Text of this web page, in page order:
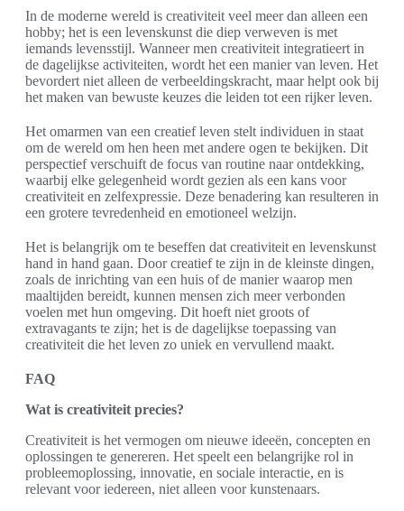
In de moderne wereld is creativiteit veel meer dan alleen een
hobby; het is een levenskunst die diep verweven is met
iemands levensstijl. Wanneer men creativiteit integratieert in
de dagelijkse activiteiten, wordt het een manier van leven. Het
bevordert niet alleen de verbeeldingskracht, maar helpt ook bij
het maken van bewuste keuzes die leiden tot een rijker leven.
Het omarmen van een creatief leven stelt individuen in staat
om de wereld om hen heen met andere ogen te bekijken. Dit
perspectief verschuift de focus van routine naar ontdekking,
waarbij elke gelegenheid wordt gezien als een kans voor
creativiteit en zelfexpressie. Deze benadering kan resulteren in
een grotere tevredenheid en emotioneel welzijn.
Het is belangrijk om te beseffen dat creativiteit en levenskunst
hand in hand gaan. Door creatief te zijn in de kleinste dingen,
zoals de inrichting van een huis of de manier waarop men
maaltijden bereidt, kunnen mensen zich meer verbonden
voelen met hun omgeving. Dit hoeft niet groots of
extravagants te zijn; het is de dagelijkse toepassing van
creativiteit die het leven zo uniek en vervullend maakt.
FAQ
Wat is creativiteit precies?
Creativiteit is het vermogen om nieuwe ideeën, concepten en
oplossingen te genereren. Het speelt een belangrijke rol in
probleemoplossing, innovatie, en sociale interactie, en is
relevant voor iedereen, niet alleen voor kunstenaars.